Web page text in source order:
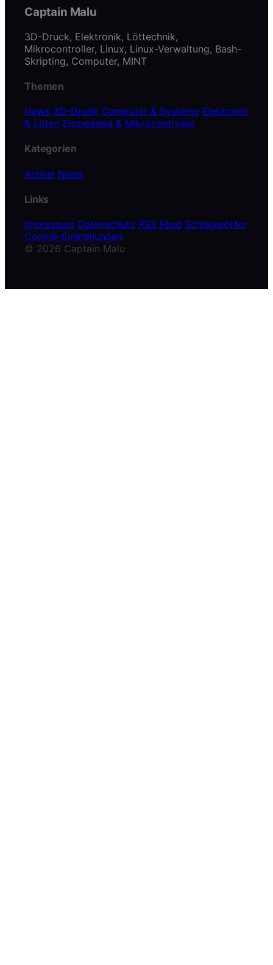
Captain Malu
3D-Druck, Elektronik, Löttechnik,
Mikrocontroller, Linux, Linux-Verwaltung, Bash-
Skripting, Computer, MINT
Themen
News 3D-Druck Computer & Systeme Elektronik
& Löten Embedded & Mikrocontroller
Kategorien
Artikel News
Links
Impressum Datenschutz RSS Feed Schlagwörter
Cookie-Einstellungen
© 2026 Captain Malu